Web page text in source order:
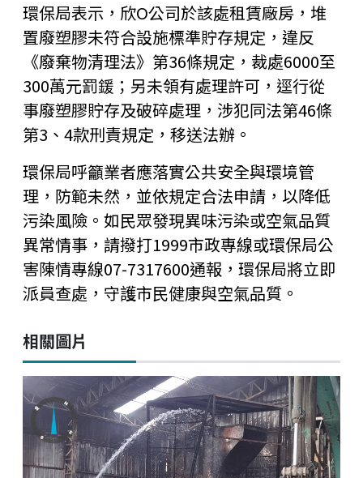
環保局表示，欣O公司於該處租賃廠房，堆
置廢塑膠未符合設施標準貯存規定，違反
《廢棄物清理法》第36條規定，裁處6000至
300萬元罰鍰；另未領有處理許可，逕行從
事廢塑膠貯存及破碎處理，涉犯同法第46條
第3、4款刑責規定，移送法辦。
環保局呼籲業者應落實公共安全與環境管
理，防範未然，並依規定合法申請，以降低
污染風險。如民眾發現異味污染或空氣品質
異常情事，請撥打1999市政專線或環保局公
害陳情專線07-7317600通報，環保局將立即
派員查處，守護市民健康與空氣品質。
相關圖片